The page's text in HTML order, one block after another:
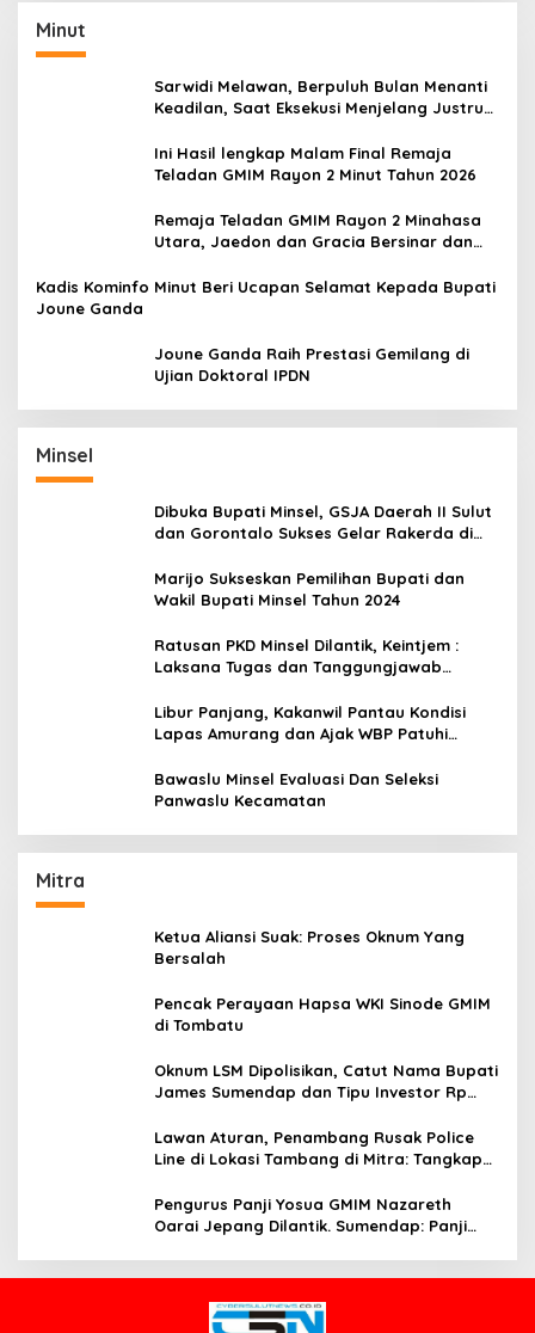
Minut
Sarwidi Melawan, Berpuluh Bulan Menanti
Keadilan, Saat Eksekusi Menjelang Justru
Ini Hasil lengkap Malam Final Remaja
Teladan GMIM Rayon 2 Minut Tahun 2026
Remaja Teladan GMIM Rayon 2 Minahasa
Utara, Jaedon dan Gracia Bersinar dan
Kadis Kominfo Minut Beri Ucapan Selamat Kepada Bupati
Joune Ganda
Joune Ganda Raih Prestasi Gemilang di
Ujian Doktoral IPDN
Minsel
Dibuka Bupati Minsel, GSJA Daerah II Sulut
dan Gorontalo Sukses Gelar Rakerda di
Marijo Sukseskan Pemilihan Bupati dan
Wakil Bupati Minsel Tahun 2024
Ratusan PKD Minsel Dilantik, Keintjem :
Laksana Tugas dan Tanggungjawab
Libur Panjang, Kakanwil Pantau Kondisi
Lapas Amurang dan Ajak WBP Patuhi
Bawaslu Minsel Evaluasi Dan Seleksi
Panwaslu Kecamatan
Mitra
Ketua Aliansi Suak: Proses Oknum Yang
Bersalah
Pencak Perayaan Hapsa WKI Sinode GMIM
di Tombatu
Oknum LSM Dipolisikan, Catut Nama Bupati
James Sumendap dan Tipu Investor Rp
Lawan Aturan, Penambang Rusak Police
Line di Lokasi Tambang di Mitra: Tangkap
Pengurus Panji Yosua GMIM Nazareth
Oarai Jepang Dilantik. Sumendap: Panji